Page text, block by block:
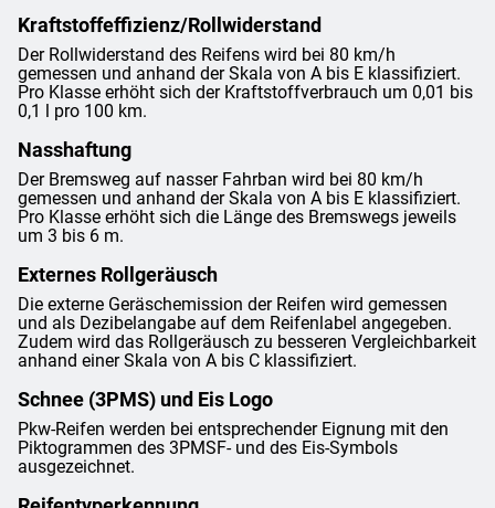
Kraftstoffeffizienz/Rollwiderstand
Der Rollwiderstand des Reifens wird bei 80 km/h
gemessen und anhand der Skala von A bis E klassifiziert.
Pro Klasse erhöht sich der Kraftstoffverbrauch um 0,01 bis
0,1 l pro 100 km.
Nasshaftung
Der Bremsweg auf nasser Fahrban wird bei 80 km/h
gemessen und anhand der Skala von A bis E klassifiziert.
Pro Klasse erhöht sich die Länge des Bremswegs jeweils
um 3 bis 6 m.
Externes Rollgeräusch
Die externe Geräschemission der Reifen wird gemessen
und als Dezibelangabe auf dem Reifenlabel angegeben.
Zudem wird das Rollgeräusch zu besseren Vergleichbarkeit
anhand einer Skala von A bis C klassifiziert.
Schnee (3PMS) und Eis Logo
Pkw-Reifen werden bei entsprechender Eignung mit den
Piktogrammen des 3PMSF- und des Eis-Symbols
ausgezeichnet.